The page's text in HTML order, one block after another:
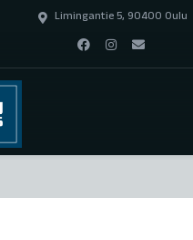
Limingantie 5, 90400 Oulu